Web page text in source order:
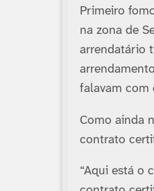
Primeiro
na zona de
arrendatário
falavam com
Como ainda
contrato
“Aqui está o